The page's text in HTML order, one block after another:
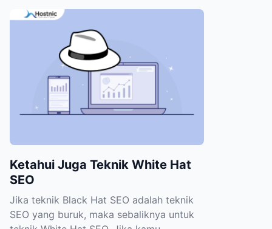
Ketahui Juga Teknik White Hat
SEO
Jika teknik Black Hat SEO adalah teknik
SEO yang buruk, maka sebaliknya untuk